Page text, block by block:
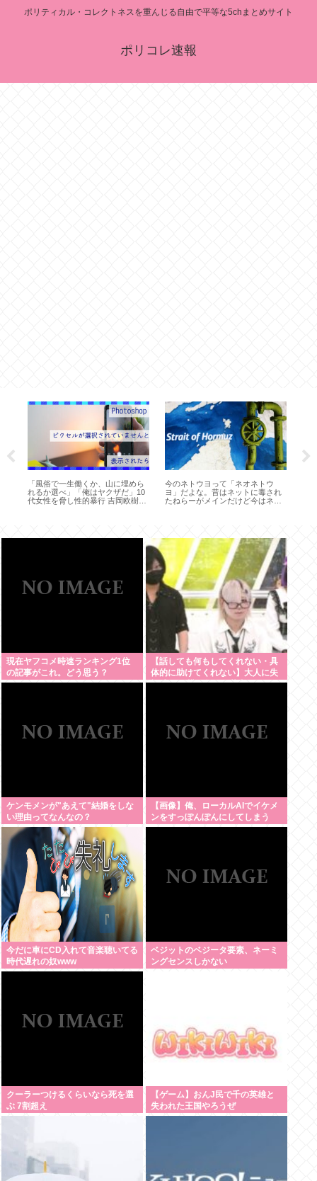
ポリティカル・コレクトネスを重んじる自由で平等な5chまとめサイト
ポリコレ速報
「風俗で一生働くか、山に埋めら
れるか選べ」「俺はヤクザだ」10
代女性を脅し性的暴行 吉岡欧樹逮
今のネトウヨって「ネオネトウ
ヨ」だよな。昔はネットに毒され
たねらーがメインだけど今はネッ
現在ヤフコメ時速ランキング1位
の記事がこれ。どう思う？
【話しても何もしてくれない・具
体的に助けてくれない】大人に失
望感 トー横に集まる若者
ケンモメンが"あえて"結婚をしな
い理由ってなんなの？
【画像】俺、ローカルAIでイケメ
ンをすっぽんぽんにしてしまう
www
今だに車にCD入れて音楽聴いてる
時代遅れの奴www
ベジットのベジータ要素、ネーミ
ングセンスしかない
クーラーつけるくらいなら死を選
ぶ 7割超え
【ゲーム】おんJ民で千の英雄と
失われた王国やろうぜ